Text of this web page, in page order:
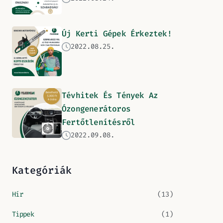
Új Kerti Gépek Érkeztek!
2022.08.25.
Tévhitek És Tények Az
Ózongenerátoros
Fertőtlenítésről
2022.09.08.
Kategóriák
Hír (13)
Tippek (1)